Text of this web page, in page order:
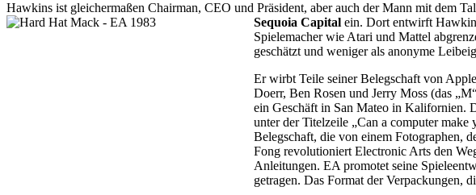
Hawkins ist gleichermaßen Chairman, CEO und Präsident, aber auch der Mann mit dem
Sequoia Capital ein. Dort entwirft
Spielemacher wie Atari und Mattel
geschätzt und weniger als anonyme
Er wirbt Teile seiner Belegschaft von
Doerr, Ben Rosen und Jerry Moss (das
ein Geschäft in San Mateo in Kalifornien.
unter der Titelzeile „Can a computer
Belegschaft, die von einem Fotographen,
Fong revolutioniert Electronic Arts den
Anleitungen. EA promotet seine
getragen. Das Format der Verpackungen,